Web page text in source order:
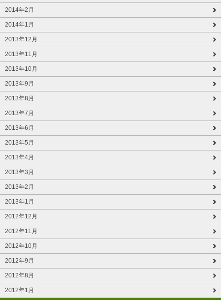
2014年2月
2014年1月
2013年12月
2013年11月
2013年10月
2013年9月
2013年8月
2013年7月
2013年6月
2013年5月
2013年4月
2013年3月
2013年2月
2013年1月
2012年12月
2012年11月
2012年10月
2012年9月
2012年8月
2012年1月